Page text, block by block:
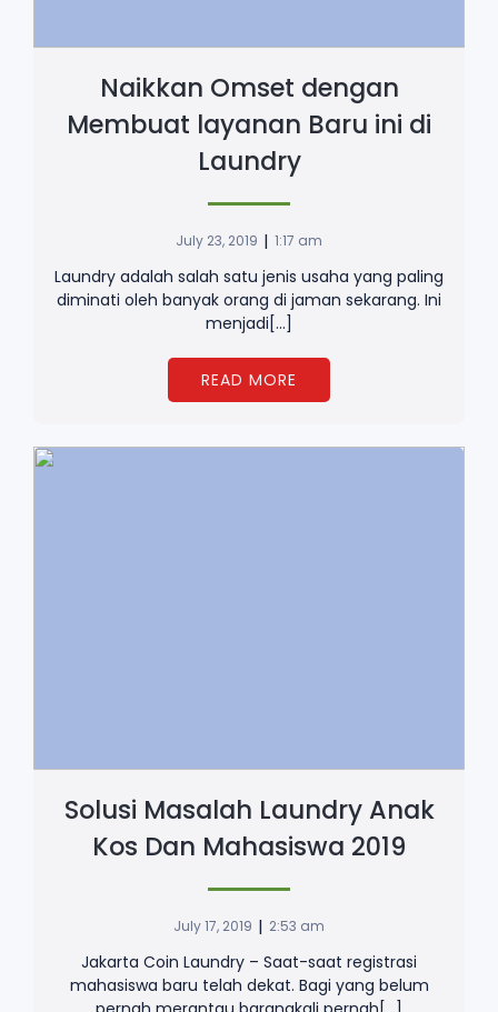
Naikkan Omset dengan
Membuat layanan Baru ini di
Laundry
July 23, 2019 | 1:17 am
Laundry adalah salah satu jenis usaha yang paling
diminati oleh banyak orang di jaman sekarang. Ini
menjadi[…]
READ MORE
Solusi Masalah Laundry Anak
Kos Dan Mahasiswa 2019
July 17, 2019 | 2:53 am
Jakarta Coin Laundry – Saat-saat registrasi
mahasiswa baru telah dekat. Bagi yang belum